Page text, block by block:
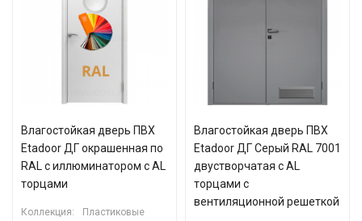
Влагостойкая дверь ПВХ
Etadoor ДГ окрашенная по
RAL с иллюминатором с AL
торцами
Коллекция: Пластиковые
Влагостойкая дверь ПВХ
Etadoor ДГ Серый RAL 7001
двустворчатая с AL
торцами с
вентиляционной решеткой